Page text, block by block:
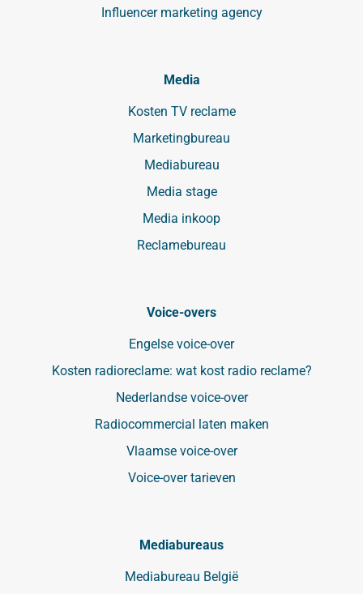
Influencer marketing agency
Media
Kosten TV reclame
Marketingbureau
Mediabureau
Media stage
Media inkoop
Reclamebureau
Voice-overs
Engelse voice-over
Kosten radioreclame: wat kost radio reclame?
Nederlandse voice-over
Radiocommercial laten maken
Vlaamse voice-over
Voice-over tarieven
Mediabureaus
Mediabureau België